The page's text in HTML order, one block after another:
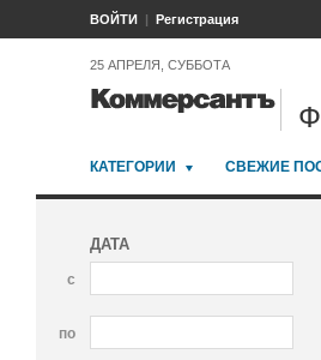
ВОЙТИ Регистрация
25 АПРЕЛЯ, СУББОТА
КАТЕГОРИИ СВЕЖИЕ
ДАТА
с
по